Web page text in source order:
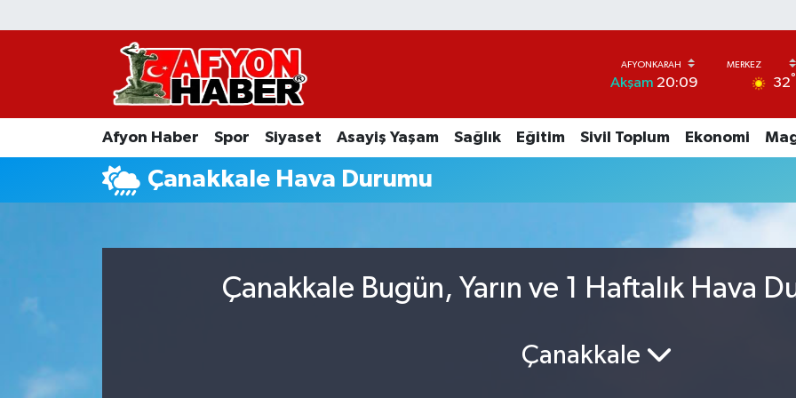
Akşam 20:09 32°
Afyon Haber Spor Siyaset Asayiş Yaşam Sağlık Eğitim Sivil Toplum Ekonomi
Çanakkale Hava Durumu
Çanakkale Bugün, Yarın ve 1 Haftalık Hava
Çanakkale
Afyon Haber
Spor
Asayiş Yaşam